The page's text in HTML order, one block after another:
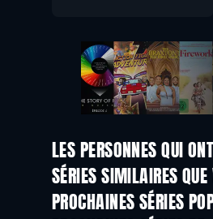
LES PERSONNES QUI
SÉRIES SIMILAIRES QUE
Série
PROCHAINES SÉRIESSérie